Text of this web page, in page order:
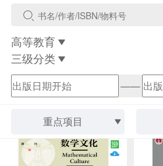
高等教育
三级分类
——
重点项目